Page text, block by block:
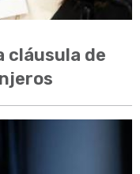
cláusula de